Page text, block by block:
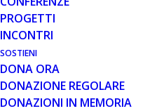
PROGETTI
INCONTRI
SOSTIENI
DONA ORA
DONAZIONE REGOLARE
DONAZIONI IN MEMORIA
MUSCOLARE DI
(DMD) SULLA